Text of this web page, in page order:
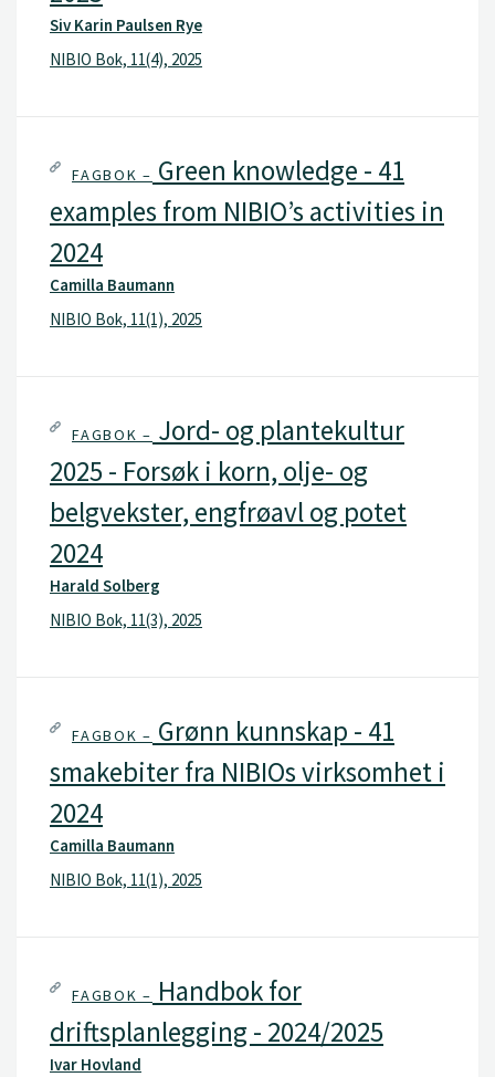
Siv Karin Paulsen Rye
NIBIO Bok, 11(4), 2025
FAGBOK – Green knowledge - 41
examples from NIBIO’s activities in
2024
Camilla Baumann
NIBIO Bok, 11(1), 2025
FAGBOK – Jord- og plantekultur
2025 - Forsøk i korn, olje- og
belgvekster, engfrøavl og potet
2024
Harald Solberg
NIBIO Bok, 11(3), 2025
FAGBOK – Grønn kunnskap - 41
smakebiter fra NIBIOs virksomhet i
2024
Camilla Baumann
NIBIO Bok, 11(1), 2025
FAGBOK – Handbok for
driftsplanlegging - 2024/2025
Ivar Hovland